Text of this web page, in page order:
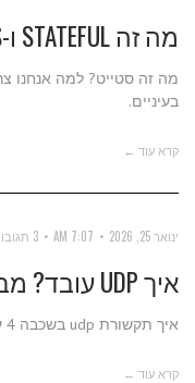
מה זה STATEFUL ו-STATELESS
מה זה סטייט? למה אנחנו
בעיניים.
קרא עוד ←
ינואר 25, 2026 7:07 AM 3 תגובות
איך UDP עובד? מבט מעמיק
איך תקשורת udp בשכבה 4 עובדת ולמה בכלל זה חשוב?
קרא עוד ←